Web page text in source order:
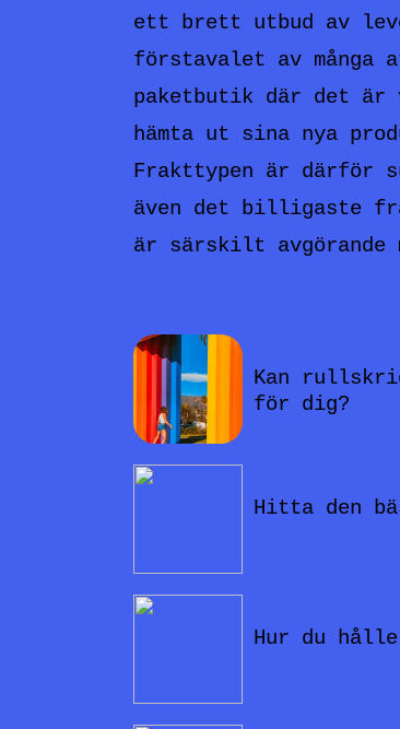
ett brett utbud av
förstavalet av
paketbutik där det
hämta ut sina nya
Frakttypen är därför
även det billigaste
är särskilt avgörande
Kan
för dig?
Hitta den
Hur du